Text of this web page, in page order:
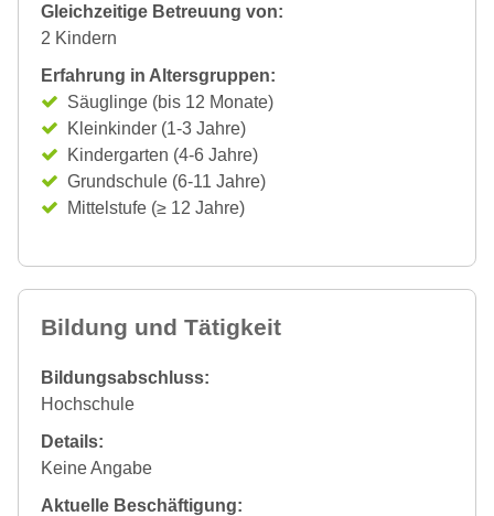
Gleichzeitige Betreuung von:
2 Kindern
Erfahrung in Altersgruppen:
Säuglinge (bis 12 Monate)
Kleinkinder (1-3 Jahre)
Kindergarten (4-6 Jahre)
Grundschule (6-11 Jahre)
Mittelstufe (≥ 12 Jahre)
Bildung und Tätigkeit
Bildungsabschluss:
Hochschule
Details:
Keine Angabe
Aktuelle Beschäftigung: